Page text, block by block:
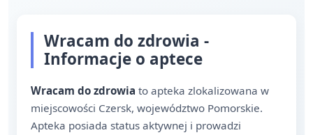
Wracam do zdrowia -
Informacje o aptece
Wracam do zdrowia to apteka zlokalizowana w
miejscowości Czersk, województwo Pomorskie.
Apteka posiada status aktywnej i prowadzi